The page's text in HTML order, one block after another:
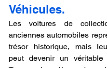
Véhicules.
Les voitures de
anciennes automobiles
trésor historique, mais
peut devenir un véritable